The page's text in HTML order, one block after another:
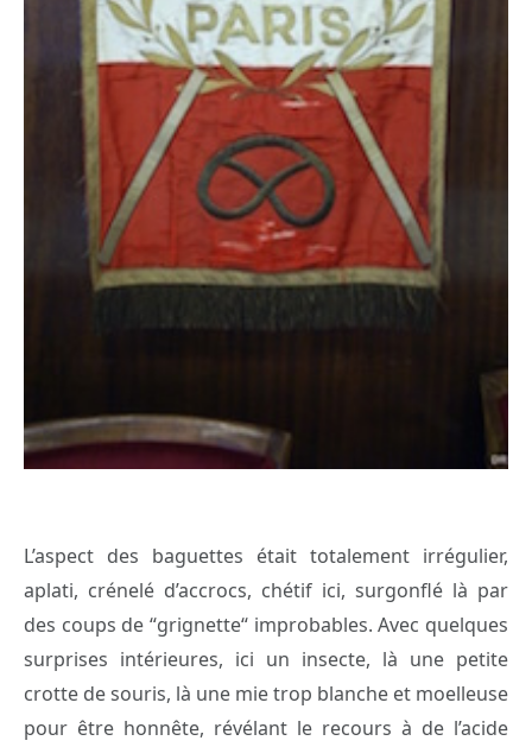
L’aspect des baguettes était totalement irrégulier,
aplati, crénelé d’accrocs, chétif ici, surgonflé là par
des coups de “grignette“ improbables. Avec quelques
surprises intérieures, ici un insecte, là une petite
crotte de souris, là une mie trop blanche et moelleuse
pour être honnête, révélant le recours à de l’acide